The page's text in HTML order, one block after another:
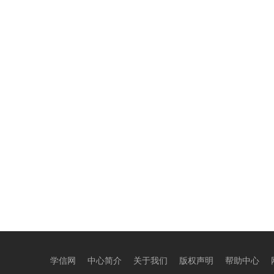
学信网 中心简介 关于我们 版权声明 帮助中心